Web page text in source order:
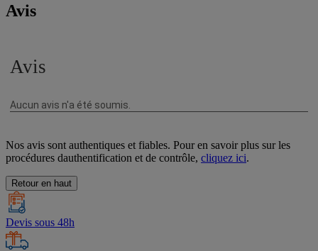
Avis
Nos avis sont authentiques et fiables. Pour en savoir plus sur les
procédures dauthentification et de contrôle, cliquez ici.
Retour en haut
Devis sous 48h